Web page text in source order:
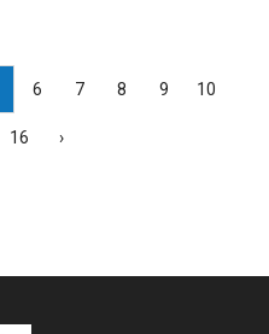
6 7 8 9 10
16 ›